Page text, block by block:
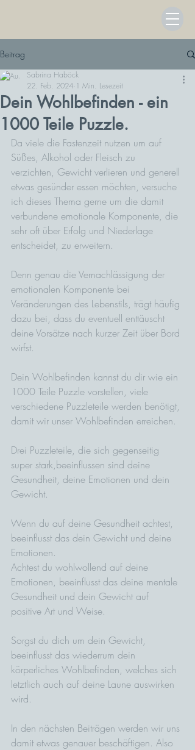
Beitrag
Dein Wohlbefinden - ein
1000 Teile Puzzle.
Sabrina Haböck
22. Feb. 2024 1 Min. Lesezeit
Da viele die Fastenzeit nutzen um auf
Süßes, Alkohol oder Fleisch zu
verzichten, Gewicht verlieren und generell
etwas gesünder essen möchten, versuche
ich dieses Thema gerne um die damit
verbundene emotionale Komponente, die
sehr oft über Erfolg und Niederlage
entscheidet, zu erweitern.
Denn genau die Vernachlässigung der
emotionalen Komponente bei
Veränderungen des Lebenstils, trägt häufig
dazu bei, dass du eventuell enttäuscht
deine Vorsätze nach kurzer Zeit über Bord
wirfst.
Dein Wohlbefinden kannst du dir wie ein
1000 Teile Puzzle vorstellen, viele
verschiedene Puzzleteile werden benötigt,
damit wir unser Wohlbefinden erreichen.
Drei Puzzleteile, die sich gegenseitig
super stark,beeinflussen sind deine
Gesundheit, deine Emotionen und dein
Gewicht.
Wenn du auf deine Gesundheit achtest,
beeinflusst das dein Gewicht und deine
Emotionen.
Achtest du wohlwollend auf deine
Emotionen, beeinflusst das deine mentale
Gesundheit und dein Gewicht auf
positive Art und Weise.
Sorgst du dich um dein Gewicht,
beeinflusst das wiederrum dein
körperliches Wohlbefinden, welches sich
letztlich auch auf deine Laune auswirken
wird.
In den nächsten Beiträgen werden wir uns
damit etwas genauer beschäftigen. Also